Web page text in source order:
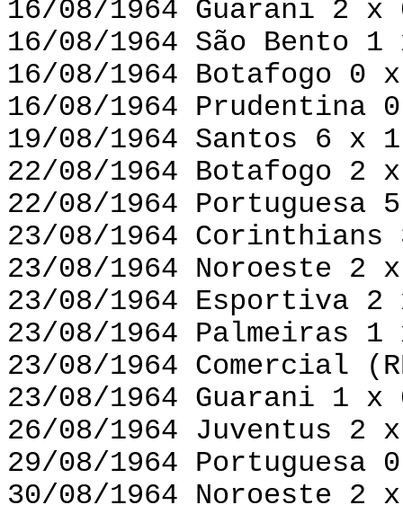
16/08/1964 Guarani 2
16/08/1964 São Bento
16/08/1964 Botafogo 0
16/08/1964 Prudentina
19/08/1964 Santos 6 x
22/08/1964 Botafogo 2
22/08/1964 Portuguesa
23/08/1964 Corinthians
23/08/1964 Noroeste 2
23/08/1964 Esportiva
23/08/1964 Palmeiras 1
23/08/1964 Comercial
23/08/1964 Guarani 1 x
26/08/1964 Juventus 2
29/08/1964 Portuguesa
30/08/1964 Noroeste 2